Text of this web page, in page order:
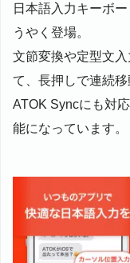
日本語入力キーボ
うやく登場。
文節変換や定型文
て、長押しで連続移
ATOK Syncにも対
能になっています。